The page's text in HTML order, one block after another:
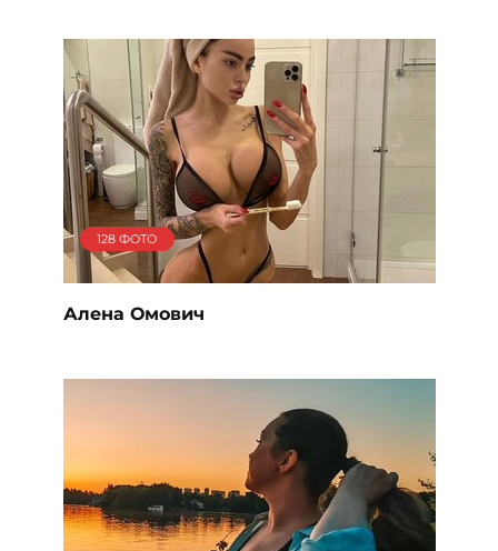
128 ФОТО
Алена Омович